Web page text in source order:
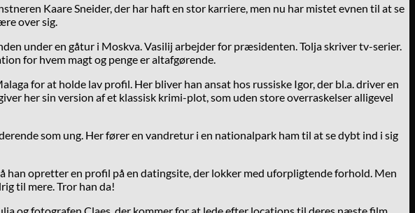
Kaare Sneider, der har haft en stor karriere, men nu har mistet evnen til at se
over sig.
under en gåtur i Moskva. Vasilij arbejder for præsidenten. Tolja skriver tv-serier.
for hvem magt og penge er altafgørende.
for at holde lav profil. Her bliver han ansat hos russiske Igor, der bl.a. driver en
her sin version af et klassisk krimi-plot, som uden store overraskelser alligevel
som ung. Her fører en vandretur i en nationalpark ham til at se dybt ind i sig
han opretter en profil på en datingsite, der lokker med uforpligtende forhold. Men
til mere. Tror han da!